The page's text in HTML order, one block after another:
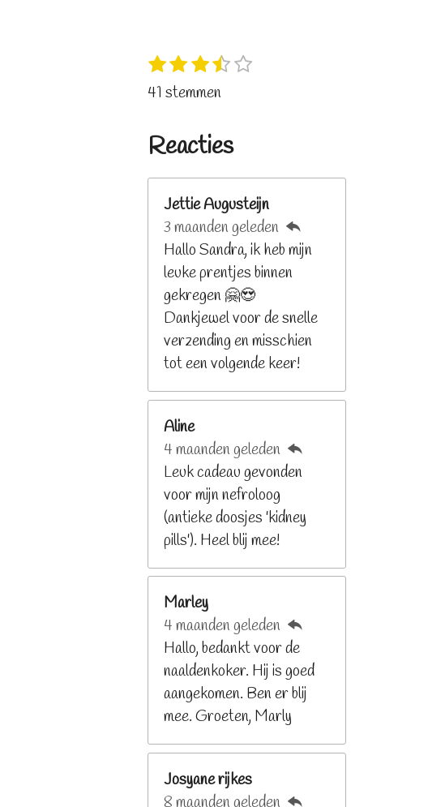
R
a
n
g
6
s
1
s
t
r
2
s
t
r
r
e
n
3
s
t
r
r
e
n
4
s
t
r
r
e
n
5
r
r
e
n
S
n
41 stemmen
Reacties
Jettie Augusteijn
3 maanden geleden
Hallo Sandra, ik heb mijn
leuke prentjes binnen
gekregen 🤗😍
Dankjewel voor de snelle
verzending en misschien
tot een volgende keer!
Aline
4 maanden geleden
Leuk cadeau gevonden
voor mijn nefroloog
(antieke doosjes 'kidney
pills'). Heel blij mee!
Marley
4 maanden geleden
Hallo, bedankt voor de
naaldenkoker. Hij is goed
aangekomen. Ben er blij
mee. Groeten, Marly
Josyane rijkes
8 maanden geleden